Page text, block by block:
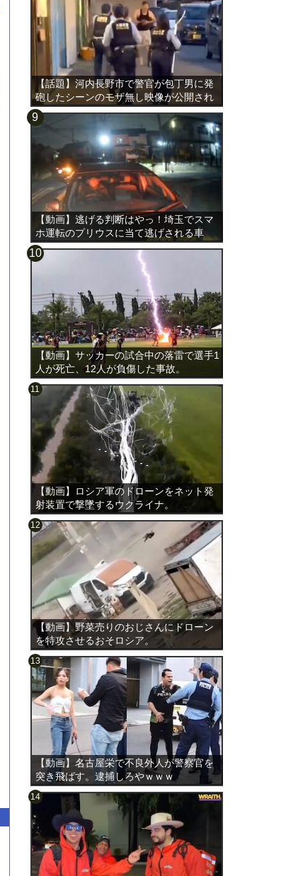
【話題】河内長野市で警官が包丁男に発
砲したシーンのモザ無し映像が公開され
る。
【動画】逃げる判断はやっ！埼玉でスマ
ホ運転のプリウスに当て逃げされる車
載。
【動画】サッカーの試合中の落雷で選手1
人が死亡、12人が負傷した事故。
【動画】ロシア軍のドローンをネット発
射装置で撃墜するウクライナ。
【動画】野菜売りのおじさんにドローン
を特攻させるおそロシア。
【動画】名古屋栄で不良外人が警察官を
突き飛ばす。逮捕しろやｗｗｗ